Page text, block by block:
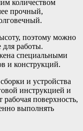
количеством
прочный,
поэтому можно
для работы.
специальными
и конструкций.
и устройства
инструкцией и
рабочая поверхность,
выполнять